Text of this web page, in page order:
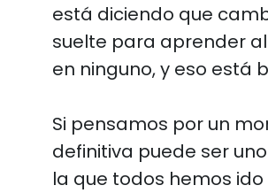
está diciendo que
suelte para aprender
en ninguno, y eso está
Si pensamos por un
definitiva puede ser
la que todos hemos